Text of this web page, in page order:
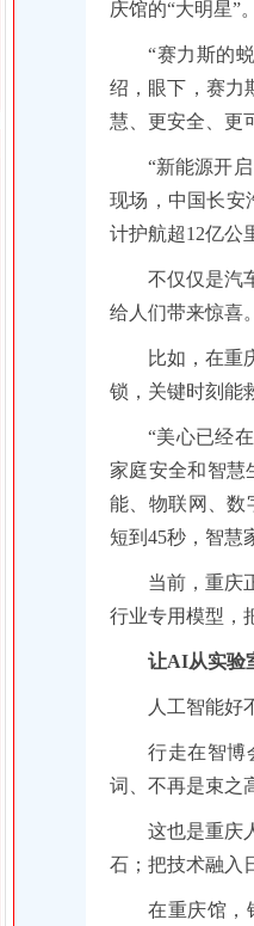
力守住汛期安全底线
中老年气排球邀请赛圆满落幕
重庆赛区复赛、重庆公司减资政策决
全力筑牢3075座水库防汛安全堤
服务连心路
会闭幕涪陵区代表队获佳绩
板、提能力、除隐患紧盯12个重点
业链打击行动从生产源头到消费终端
减资公示
战略合作协议谢东会见赖远明一行并
年第22批建筑施工特种作业人员操
调度推进信访稳定重点工作
镇市重庆公司减资公告场监管所开展
重庆公司减资代办场监管所开展养老
点烘焙店食品安全专项检查
策委六届九次全会精神
慌了——山城重庆无障碍环境建设有
视聚焦报道
共筑绿色新家园
减资毫米级感知山体隐患
减损指导保丰收
守护两千群众安居梦
”——重庆假期公益托管服务深度观察
有你期待的重庆公司减资规则吗？
村司法所走进平安社区开展未成年人
于2026年7月份认定符合特殊工种从
资规则计划人员公示（第一批）
灾害Ⅳ级防御响应
牢强降雨安全防线
庆馆的“大明星”
“赛力斯的
绍，眼下，赛力
慧、更安全、更
“新能源开
现场，中国长安
计护航超12亿公
不仅仅是汽
给人们带来惊喜
比如，在重
锁，关键时刻能
“美心已经
家庭安全和智慧
能、物联网、数
短到45秒，智慧
当前，重庆
行业专用模型，
让AI从实验
人工智能好
行走在智博
词、不再是束之
这也是重庆
石；把技术融入
在重庆馆，